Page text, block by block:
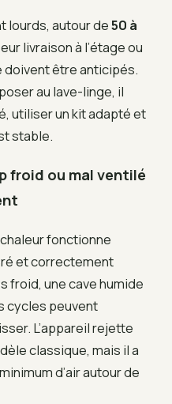
lourds, autour de50 à
livraison à l’étage ou
doivent être anticipés.
au lave-linge, il
utiliser un kit adapté et
stable.
froid ou mal ventilé
fonctionne
et correctement
froid, une cave humide
cycles peuvent
L’appareil rejette
classique, mais il a
d’air autour de